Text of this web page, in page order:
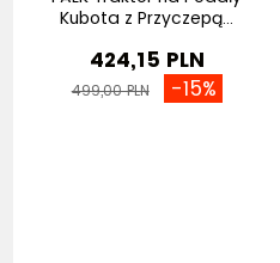
Kubota z Przyczepą...
424,15 PLN
499,00 PLN -15%